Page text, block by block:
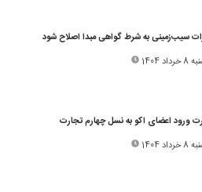
سیب‌زمینی به شرط گواهی مبدا اصلاح شود
1404
ورود اعضای اکو به نسل چهارم تجارت
1404